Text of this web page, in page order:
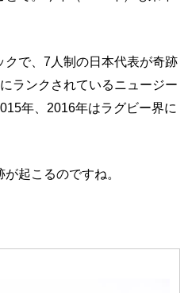
で、7人制の日本代表が奇跡
ランクされているニュージー
年、2016年はラグビー界に
起こるのですね。